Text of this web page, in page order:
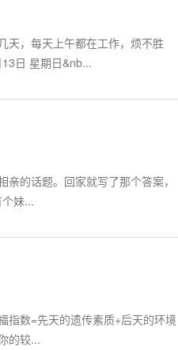
天，每天上午都在工作，烦不胜
日 星期日&nb...
的话题。回家就写了那个答案，
妹...
指数=先天的遗传素质+后天的环境
的较...